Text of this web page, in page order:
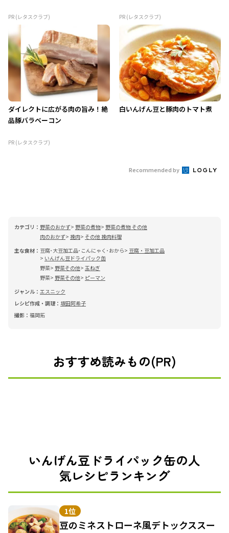
PR (レタスクラブ) PR (レタスクラブ)
ダイレクトに広がる肉の旨み！絶
品豚バラベーコン
PR (レタスクラブ)
白いんげん豆と豚肉のトマト煮
Recommended by
カテゴリ： 野菜のおかず 野菜の煮物
野菜の煮物 その他
肉のおかず 挽肉 その他 挽肉料理
主な食材： 豆腐･大豆加工品･こんにゃく･おから
豆腐・豆加工品
いんげん豆ドライパック缶
野菜
野菜その他 玉ねぎ
野菜
野菜その他
ピーマン
ジャンル： エスニック
レシピ作成・調理： 坂田阿希子
撮影： 福岡拓
おすすめ読みもの(PR)
いんげん豆ドライパック缶の人
気レシピランキング
1位
豆のミネストローネ風デトックススー